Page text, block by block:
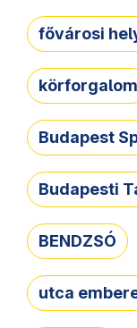
fővárosi
körforgalom
Budapest
Budapesti
BENDZSÓ
utca